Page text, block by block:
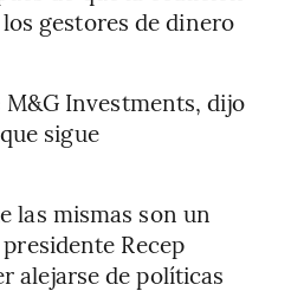
gestores de dinero
M&G Investments, dijo
sigue
las mismas son un
Recep
alejarse de políticas